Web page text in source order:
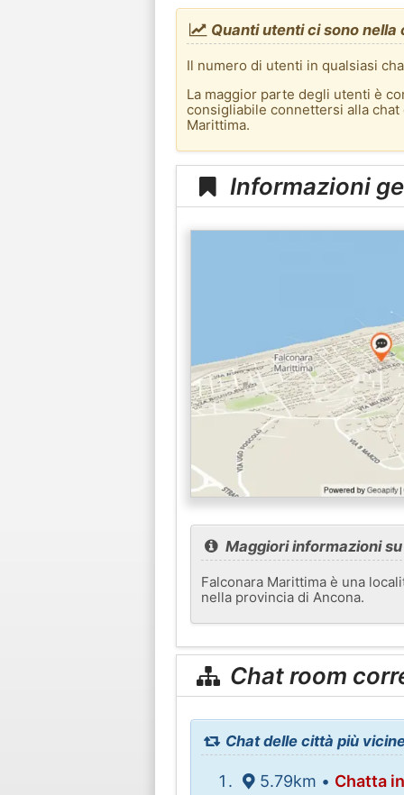
Quanti utenti ci sono
Il numero di utenti in qualsiasi
La maggior parte degli utenti è
consigliabile connettersi alla
Marittima.
Informazioni
Maggiori informazioni
Falconara Marittima è una
nella provincia di Ancona.
Chat room
Chat delle città più
5.79km • Chatta